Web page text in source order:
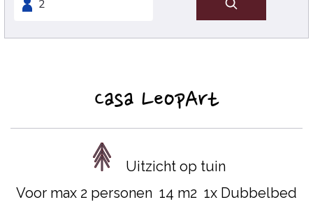
Casa LeopArt
Uitzicht op tuin
Voor max 2 personen 14 m2 1x Dubbelbed